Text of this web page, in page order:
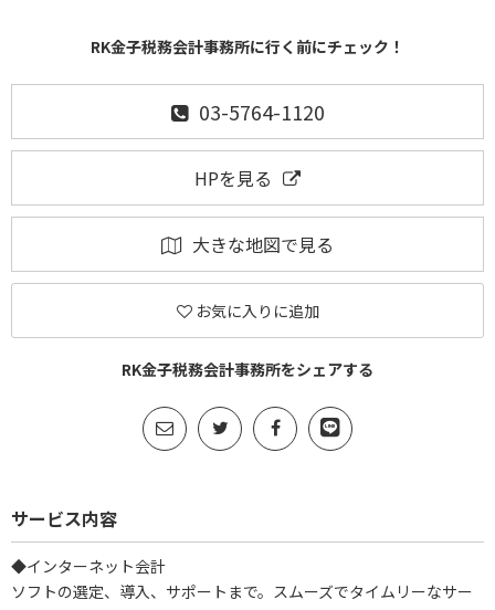
RK金子税務会計事務所に行く前にチェック！
03-5764-1120
HPを見る
大きな地図で見る
お気に入りに追加
RK金子税務会計事務所をシェアする
サービス内容
◆インターネット会計
ソフトの選定、導入、サポートまで。スムーズでタイムリーなサー